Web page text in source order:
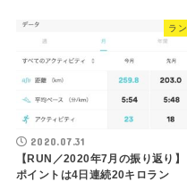
ラン
2020.07.31
【RUN／2020年7月の振り返り】
ポイントは4日連続20キロラン